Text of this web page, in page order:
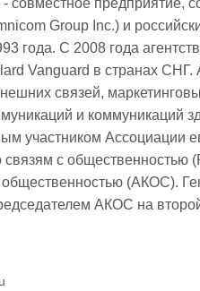
совместное предприятие,
Group Inc.) и
года. С 2008 года
Vanguard в странах СНГ.
связей,
и коммуникаций
участником Ассоциации
связям с
общественностью (АКОС).
АКОС на